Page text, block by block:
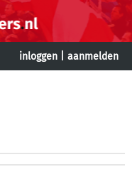
inloggen aanmelden